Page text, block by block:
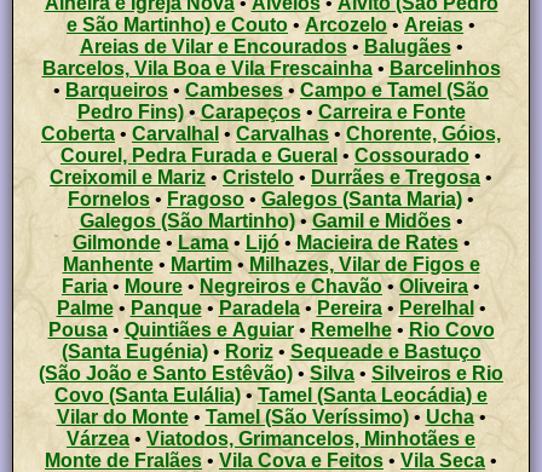
e São Martinho) e Couto • Arcozelo • Areias •
Areias de Vilar e Encourados• Balugães•
Barcelos, Vila Boa e Vila Frescainha• Barcelinhos
• Barqueiros • Cambeses • Campo e Tamel (São
Pedro Fins)•Carapeços• Carreira e Fonte
Coberta • Carvalhal •Carvalhas • Chorente, Góios,
Courel, Pedra Furada e Gueral • Cossourado •
Creixomil e Mariz • Cristelo • Durrães e Tregosa •
Fornelos • Fragoso • Galegos (Santa Maria) •
Galegos (São Martinho)•Gamil e Midões•
Gilmonde• Lama• Lijó• Macieira de Rates•
Manhente• Martim• Milhazes, Vilar de Figos e
Faria • Moure • Negreiros e Chavão•Oliveira •
Palme• Panque•Paradela• Pereira•Perelhal •
Pousa• Quintiães e Aguiar• Remelhe• Rio Covo
(Santa Eugénia)•Roriz• Sequeade e Bastuço
(São João e Santo Estêvão)•Silva • Silveiros e Rio
Covo (Santa Eulália)•Tamel (Santa Leocádia) e
Vilar do Monte• Tamel (São Veríssimo)•Ucha•
Várzea • Viatodos, Grimancelos, Minhotães e
Monte de Fralães• Vila Cova e Feitos •Vila Seca •